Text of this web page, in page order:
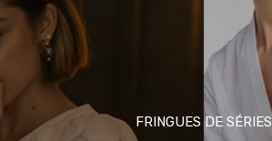
FRINGUES DE SÉRIES